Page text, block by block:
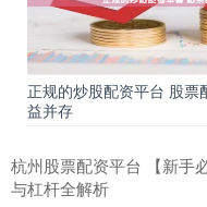
正规的炒股配资平台 股票
益并存
杭州股票配资平台 【新手
与杠杆全解析